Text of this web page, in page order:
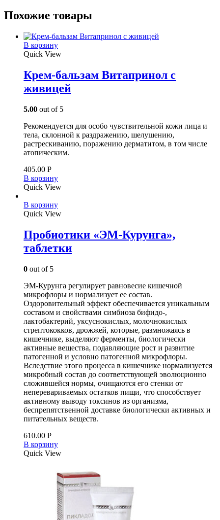
Похожие товары
В корзину
Quick View
Крем-бальзам Витапринол с
живицей
5.00 out of 5
Рекомендуется для особо чувствительной кожи лица и
тела, склонной к раздражению, шелушению,
растрескиванию, поражению дерматитом, в том числе
атопическим.
405.00 Р
В корзину
Quick View
В корзину
Quick View
Пробиотики «ЭМ-Курунга»,
таблетки
0 out of 5
ЭМ-Курунга регулирует равновесие кишечной
микрофлоры и нормализует ее состав.
Оздоровительный эффект обеспечивается уникальным
составом и свойствами симбиоза бифидо-,
лактобактерий, уксуснокислых, молочнокислых
стрептококков, дрожжей, которые, размножаясь в
кишечнике, выделяют ферменты, биологически
активные вещества, подавляющие рост и развитие
патогенной и условно патогенной микрофлоры.
Вследствие этого процесса в кишечнике нормализуется
микробный состав до соответствующей эволюционно
сложившейся нормы, очищаются его стенки от
неперевариваемых остатков пищи, что способствует
активному выводу токсинов из организма,
беспрепятственной доставке биологически активных и
питательных веществ.
610.00 Р
В корзину
Quick View